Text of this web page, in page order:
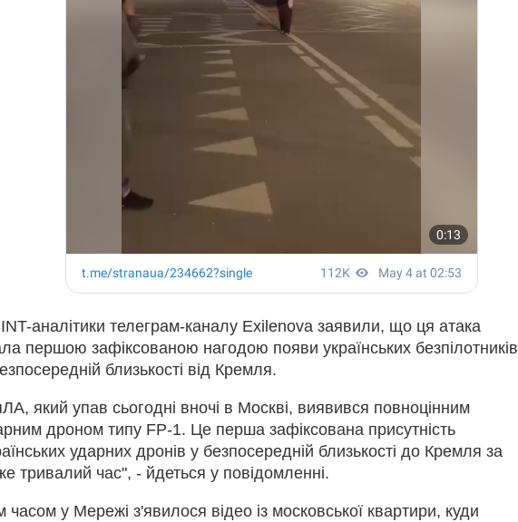
аналітики телеграм-каналу Exilenova заявили, що ця атака
першою зафіксованою нагодою появи українських безпілотників
близькості від Кремля.
який упав сьогодні вночі в Москві, виявився повноцінним
дроном типу FP-1. Це перша зафіксована присутність
ударних дронів у безпосередній близькості до Кремля за
тривалий час", - йдеться у повідомленні.
часом у Мережі з'явилося відео із московської квартири, куди